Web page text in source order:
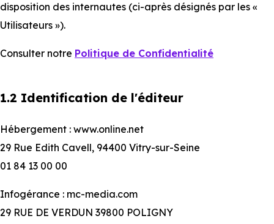
disposition des internautes (ci-après désignés par les «
Utilisateurs »).
Consulter notre Politique de Confidentialité
1.2 Identification de l'éditeur
Hébergement : www.online.net
29 Rue Edith Cavell, 94400 Vitry-sur-Seine
01 84 13 00 00
Infogérance : mc-media.com
29 RUE DE VERDUN 39800 POLIGNY